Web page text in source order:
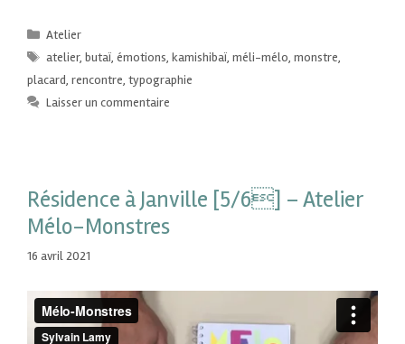
Atelier
atelier,butaï,émotions,kamishibaï,méli-mélo,monstre,
placard, rencontre, typographie
Laisser un commentaire
Résidence à Janville [5/6] – Atelier
Mélo-Monstres
16 avril 2021